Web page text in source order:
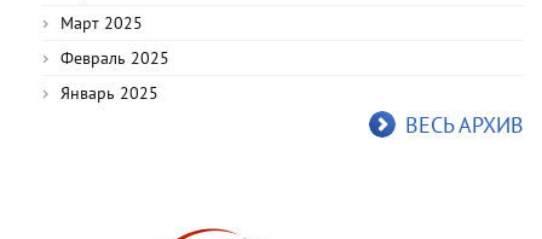
Март 2025
Февраль 2025
Январь 2025
ВЕСЬ АРХИВ